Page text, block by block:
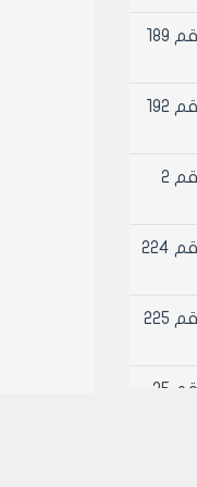
قرار المكتب التنفيذي للمدينة رقم 189
قرار المكتب التنفيذي للمدينة رقم 192
قرار المكتب التنفيذي للمدينة رقم 2
قرار المكتب التنفيذي للمدينة رقم 224
قرار المكتب التنفيذي للمدينة رقم 225
قرار المكتب التنفيذي للمدينة رقم 25